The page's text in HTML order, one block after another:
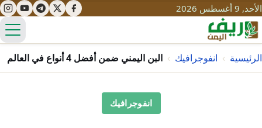
الأحد, 9 أغسطس 2026
الرئيسية › انفوجرافيك › البن اليمني ضمن أفضل 4 أنواع في العالم
انفوجرافيك